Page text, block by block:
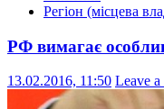
Регіон (місцева
РФ вимагає
13.02.2016, 11:50 Leave a